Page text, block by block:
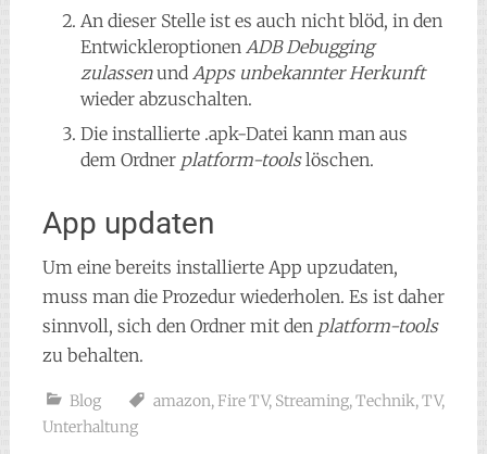
An dieser Stelle ist es auch nicht blöd, in den
Entwickleroptionen ADB Debugging
zulassenund Apps unbekannter Herkunft
wieder abzuschalten.
Die installierte .apk-Datei kann man aus
dem Ordner platform-toolslöschen.
App updaten
Um eine bereits installierte App upzudaten,
muss man die Prozedur wiederholen. Es ist daher
sinnvoll, sich den Ordner mit den platform-tools
zu behalten.
Blog amazon, Fire TV, Streaming,Technik,TV,
Unterhaltung